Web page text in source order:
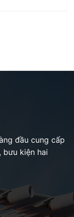
đầu cung cấp
bưu kiện hai